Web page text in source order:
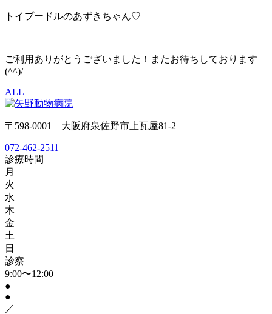
トイプードルのあずきちゃん♡
ご利用ありがとうございました！またお待ちしております
(^^)/
ALL
〒598-0001 大阪府泉佐野市上瓦屋81-2
072-462-2511
診療時間
月
火
水
木
金
土
日
診察
9:00〜12:00
●
●
／